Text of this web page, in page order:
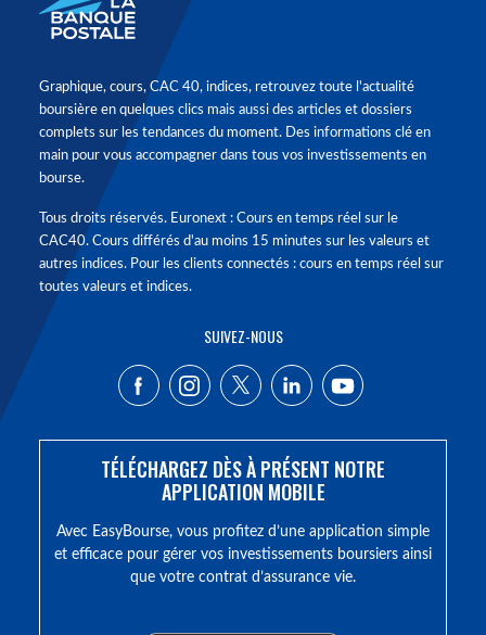
Graphique, cours, CAC 40, indices, retrouvez toute l'actualité
boursière en quelques clics mais aussi des articles et dossiers
complets sur les tendances du moment. Des informations clé en
main pour vous accompagner dans tous vos investissements en
bourse.
Tous droits réservés. Euronext : Cours en temps réel sur le
CAC40. Cours différés d'au moins 15 minutes sur les valeurs et
autres indices. Pour les clients connectés : cours en temps réel sur
toutes valeurs et indices.
SUIVEZ-NOUS
TÉLÉCHARGEZ DÈS À PRÉSENT NOTRE
APPLICATION MOBILE
Avec EasyBourse, vous profitez d’une application simple
et efficace pour gérer vos investissements boursiers ainsi
que votre contrat d’assurance vie.